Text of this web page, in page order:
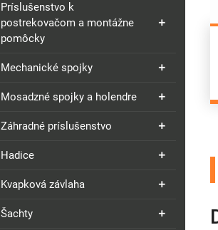
Príslušenstvo k
postrekovačom a montážne
pomôcky
Mechanické spojky
Mosadzné spojky a holendre
Záhradné príslušenstvo
Hadice
Kvapková závlaha
Šachty